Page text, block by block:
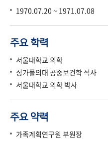
1970.07.20 ~ 1971.07.08
주요 학력
서울대학교 의학
싱가폴의대 공중보건학 석사
서울대학교 의학 박사
주요 약력
가족계획연구원 부원장